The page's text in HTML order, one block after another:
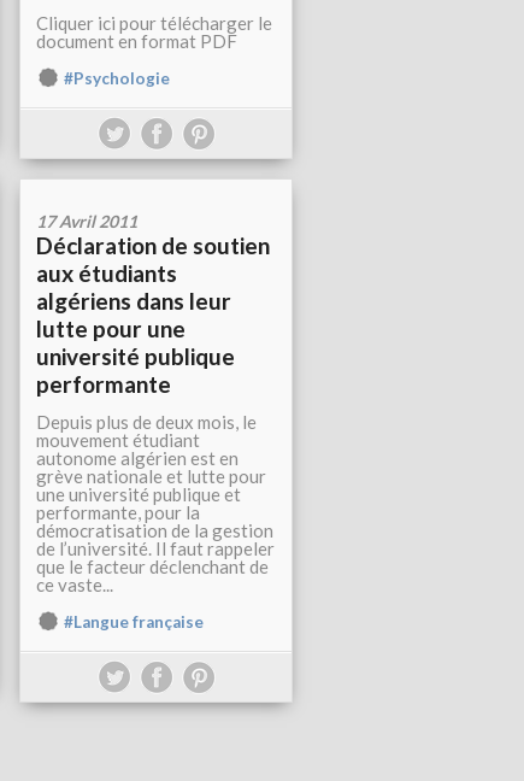
Cliquer ici pour télécharger le
document en format PDF
#Psychologie
17 Avril 2011
Déclaration de soutien
aux étudiants
algériens dans leur
lutte pour une
université publique
performante
Depuis plus de deux mois, le
mouvement étudiant
autonome algérien est en
grève nationale et lutte pour
une université publique et
performante, pour la
démocratisation de la gestion
de l’université. Il faut rappeler
que le facteur déclenchant de
ce vaste...
#Langue française